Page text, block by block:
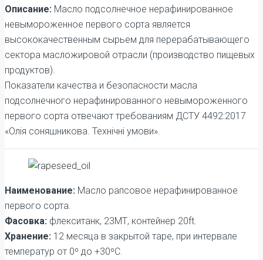
Описание: Масло подсолнечное нерафинированное
невымороженное первого сорта является
высококачественным сырьем для перерабатывающего
сектора масложировой отрасли (производство пищевых
продуктов).
Показатели качества и безопасности масла
подсолнечного нерафинированного невымороженного
первого сорта отвечают требованиям ДСТУ 4492:2017
«Олія соняшникова. Технічні умови».
Наименование: Масло рапсовое нерафинированное
первого сорта.
Фасовка: флекситанк, 23МТ, контейнер 20ft.
Хранение: 12 месяца в закрытой таре, при интервале
температур от 0º до +30ºС.